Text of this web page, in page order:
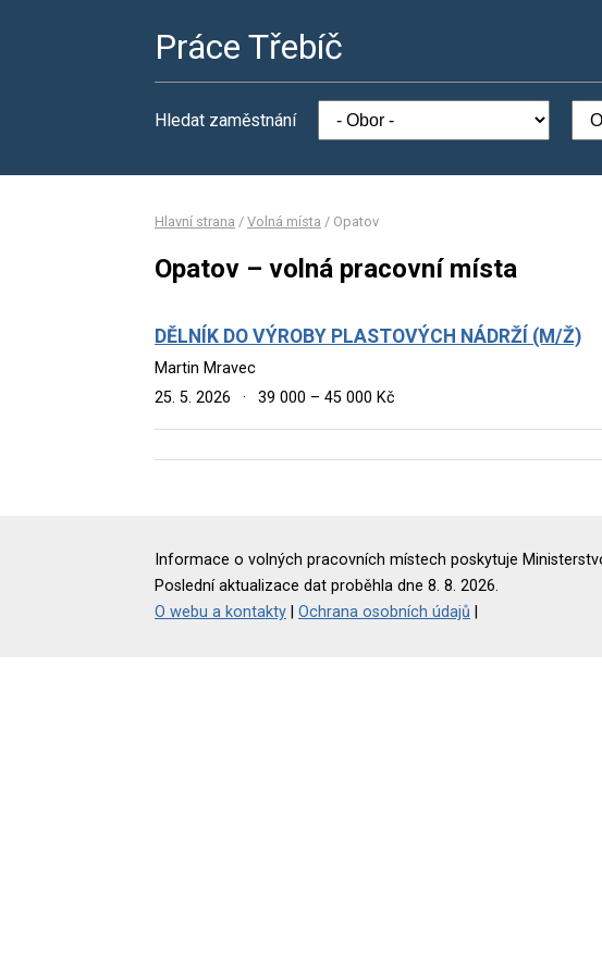
Práce Třebíč
Hledat zaměstnání
Hlavní strana / Volná místa / Opatov
Opatov – volná pracovní místa
DĚLNÍK DO VÝROBY PLASTOVÝCH NÁDRŽÍ (M/Ž)
Martin Mravec
25. 5. 2026
· 39 000 – 45 000 Kč
Informace o volných pracovních místech poskytuje
Poslední aktualizace dat proběhla dne 8. 8. 2026.
O webu a kontakty
Ochrana osobních údajů